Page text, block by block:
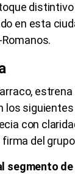
en esta
estrena
los
con
del
segmento